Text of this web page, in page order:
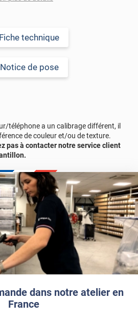
dans notre atelier en
France
de ces revêtements adhésifs.
jaunissement)
de faire une demande
Fiche technique
Notice de pose
téléphone a un calibrage différent, il
de couleur et/ou de texture.
pas à contacter notre service client